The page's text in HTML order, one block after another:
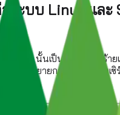
ระบบ Linux และ
นั้นเป็นภัยคุกคามร้า
มารถขยายการเข้าถึงไปยังเ